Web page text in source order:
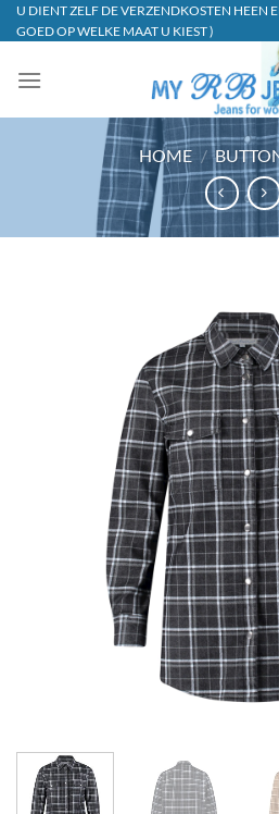
Ga
naar
U DIENT ZELF DE VERZENDKOSTEN HEEN
GOED OP WELKE MAAT U KIEST )
HOME /